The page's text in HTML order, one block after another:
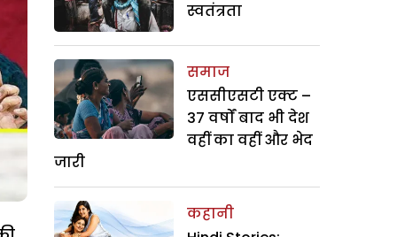
स्वतंत्रता
समाज
एससीएसटी एक्ट –
37 वर्षों बाद भी देश
वहीं का वहीं और भेद
जारी
कहानी